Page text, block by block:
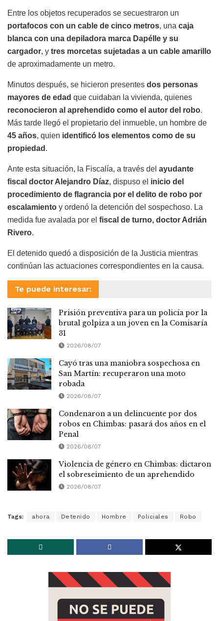
Entre los objetos recuperados se secuestraron un
portafocos con un cable de cinco metros, una caja
blanca con una depiladora marca Dapélle y su
cargador, y tres morcetas sujetadas a un cable amarillo
de aproximadamente un metro.
Minutos después, se hicieron presentes dos personas
mayores de edad que cuidaban la vivienda, quienes
reconocieron al aprehendido como el autor del robo.
Más tarde llegó el propietario del inmueble, un hombre de
45 años, quien identificó los elementos como de su
propiedad .
Ante esta situación, la Fiscalía, a través del ayudante
fiscal doctor Alejandro Díaz, dispuso el inicio del
procedimiento de flagrancia por el delito de robo por
escalamiento y ordenó la detención del sospechoso. La
medida fue avalada por el fiscal de turno, doctor Adrián
Rivero.
El detenido quedó a disposición de la Justicia mientras
continúan las actuaciones correspondientes en la causa.
Te puede interesar:
Prisión preventiva para un policía por la
brutal golpiza a un joven en la Comisaría
31
2026/08/07
Cayó tras una maniobra sospechosa en
San Martín: recuperaron una moto
robada
2026/08/07
Condenaron a un delincuente por dos
robos en Chimbas: pasará dos años en el
Penal
2026/08/07
Violencia de género en Chimbas: dictaron
el sobreseimiento de un aprehendido
2026/08/07
Tags: ahora Detenido Hombre Policiales Robo